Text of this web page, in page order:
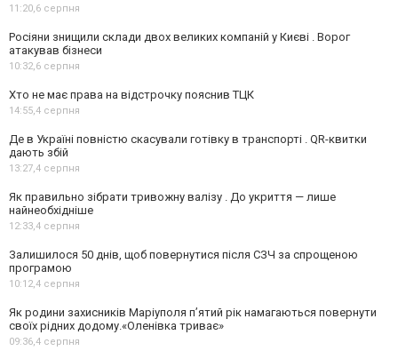
11:20,6 серпня
Росіяни знищили склади двох великих компаній у Києві . Ворог
атакував бізнеси
10:32,6 серпня
Хто не має права на відстрочку пояснив ТЦК
14:55,4 серпня
Де в Україні повністю скасували готівку в транспорті . QR-квитки
дають збій
13:27,4 серпня
Як правильно зібрати тривожну валізу . До укриття — лише
найнеобхідніше
12:33,4 серпня
Залишилося 50 днів, щоб повернутися після СЗЧ за спрощеною
програмою
10:12,4 серпня
Як родини захисників Маріуполя пʼятий рік намагаються повернути
своїх рідних додому.«Оленівка триває»
09:36,4 серпня